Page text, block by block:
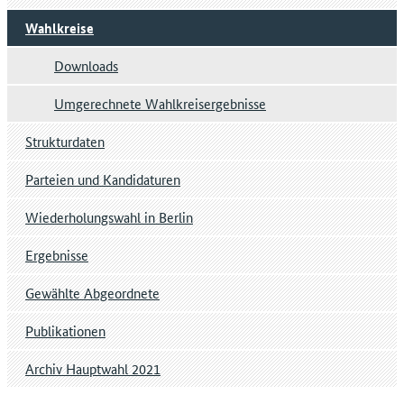
Wahlkreise
Downloads
Umgerechnete Wahlkreisergebnisse
Strukturdaten
Parteien und Kandidaturen
Wiederholungswahl in Berlin
Ergebnisse
Gewählte Abgeordnete
Publikationen
Archiv Hauptwahl 2021